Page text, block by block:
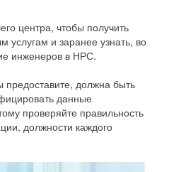
центра, чтобы получить
услугам и заранее узнать, во
инженеров в НРС.
должна быть
данные
проверяйте правильность
должности каждого